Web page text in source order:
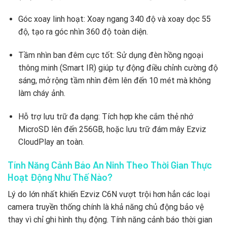
Góc xoay linh hoạt: Xoay ngang 340 độ và xoay dọc 55
độ, tạo ra góc nhìn 360 độ toàn diện.
Tầm nhìn ban đêm cực tốt: Sử dụng đèn hồng ngoại
thông minh (Smart IR) giúp tự động điều chỉnh cường độ
sáng, mở rộng tầm nhìn đêm lên đến 10 mét mà không
làm cháy ảnh.
Hỗ trợ lưu trữ đa dạng: Tích hợp khe cắm thẻ nhớ
MicroSD lên đến 256GB, hoặc lưu trữ đám mây Ezviz
CloudPlay an toàn.
Tính Năng Cảnh Báo An Ninh Theo Thời Gian Thực
Hoạt Động Như Thế Nào?
Lý do lớn nhất khiến Ezviz C6N vượt trội hơn hẳn các loại
camera truyền thống chính là khả năng chủ động bảo vệ
thay vì chỉ ghi hình thụ động. Tính năng cảnh báo thời gian